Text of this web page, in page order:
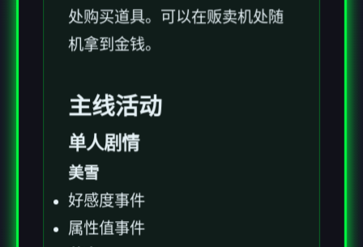
处购买道具。可以在贩卖机处随
机拿到金钱。
主线活动
单人剧情
美雪
好感度事件
属性值事件